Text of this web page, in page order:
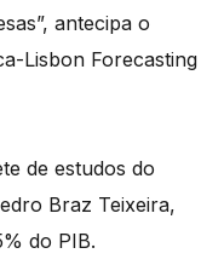
antecipa o
Lisbon Forecasting
de estudos do
Braz Teixeira,
do PIB.